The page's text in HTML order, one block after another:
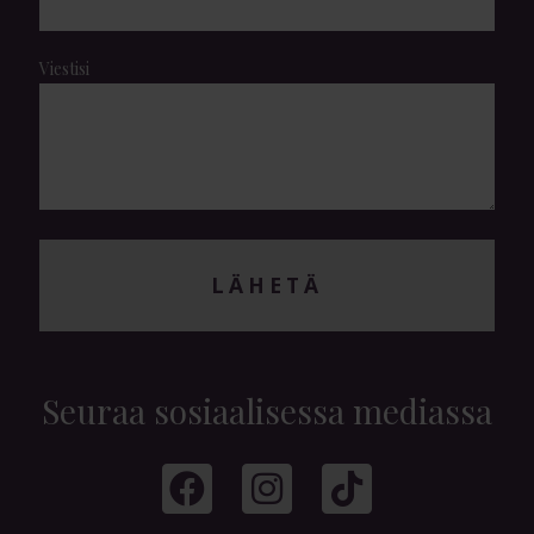
Viestisi
LÄHETÄ
Seuraa sosiaalisessa mediassa